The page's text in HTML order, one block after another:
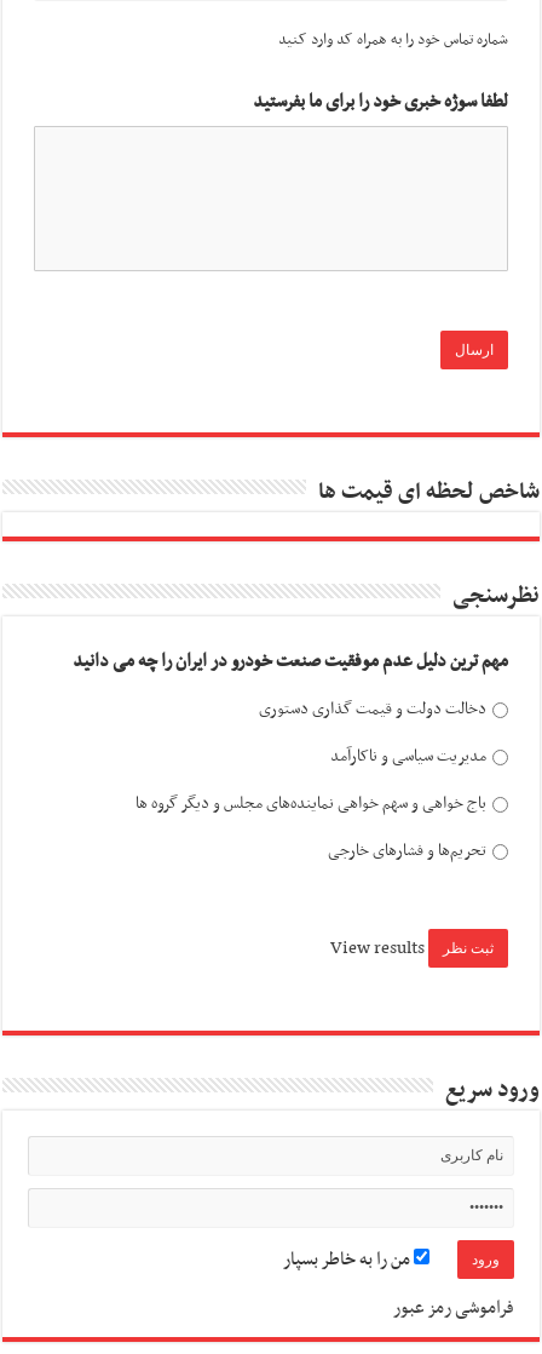
شماره تماس خود را به همراه کد وارد کنید
لطفا سوژه خبری خود را برای ما بفرستید
شاخص لحظه ای قیمت ها
نظرسنجی
مهم ترین دلیل عدم موفقیت صنعت خودرو در ایران را چه می دانید
دخالت دولت و قیمت گذاری دستوری
مدیریت سیاسی و ناکارآمد
باج خواهی و سهم خواهی نماینده‌های مجلس و دیگر گروه ها
تحریم‌ها و فشارهای خارجی
View results
ورود سریع
من را به خاطر بسپار
فراموشی رمز عبور